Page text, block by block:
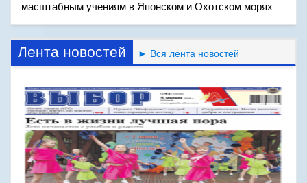
масштабным учениям в Японском и Охотском морях
Лента новостей ► Вся лента новостей